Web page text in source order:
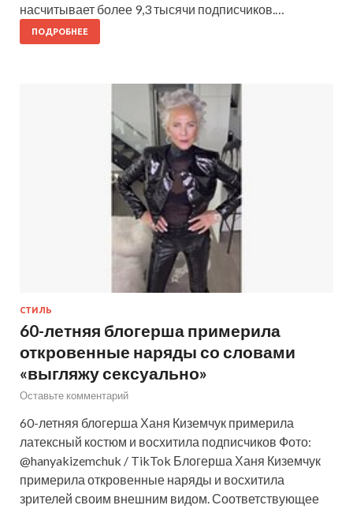
насчитывает более 9,3 тысячи подписчиков.…
ПОДРОБНЕЕ
СТИЛЬ
60-летняя блогерша примерила
откровенные наряды со словами
«выгляжу сексуально»
Оставьте комментарий
60-летняя блогерша Ханя Киземчук примерила
латексный костюм и восхитила подписчиков Фото:
@hanyakizemchuk / TikTok Блогерша Ханя Киземчук
примерила откровенные наряды и восхитила
зрителей своим внешним видом. Соответствующее